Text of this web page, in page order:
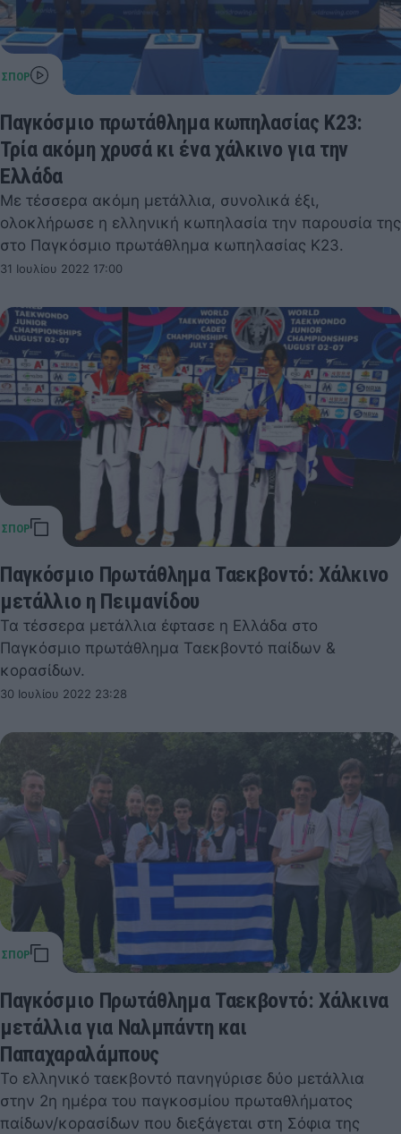
Παγκόσμιο πρωτάθλημα κωπηλασίας Κ23:
Τρία ακόμη χρυσά κι ένα χάλκινο για την
Ελλάδα
Με τέσσερα ακόμη μετάλλια, συνολικά έξι,
ολοκλήρωσε η ελληνική κωπηλασία την παρουσία της
στο Παγκόσμιο πρωτάθλημα κωπηλασίας Κ23.
31 Ιουλίου 2022 17:00
Παγκόσμιο Πρωτάθλημα Ταεκβοντό: Χάλκινο
μετάλλιο η Πειμανίδου
Τα τέσσερα μετάλλια έφτασε η Ελλάδα στο
Παγκόσμιο πρωτάθλημα Ταεκβοντό παίδων &
κορασίδων.
30 Ιουλίου 2022 23:28
Παγκόσμιο Πρωτάθλημα Ταεκβοντό: Χάλκινα
μετάλλια για Ναλμπάντη και
Παπαχαραλάμπους
Το ελληνικό ταεκβοντό πανηγύρισε δύο μετάλλια
στην 2η ημέρα του παγκοσμίου πρωταθλήματος
παίδων/κορασίδων που διεξάγεται στη Σόφια της